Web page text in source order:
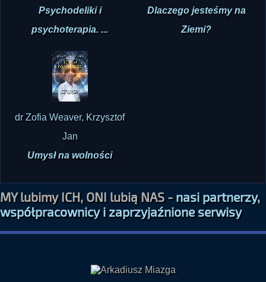
psychoterapia. ...
Ziemi?
dr Zofia Weaver, Krzysztof
Jan
Umysł na wolności
współpracownicy i zaprzyjaźnione serwisy